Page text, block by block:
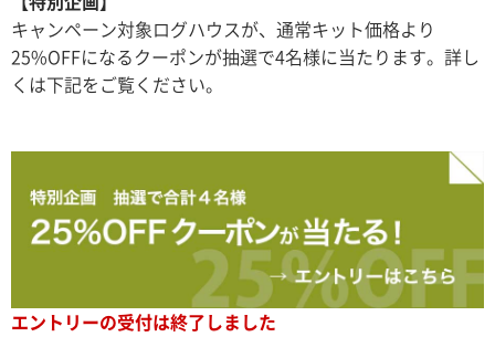
キャンペーン対象ログハウスが、通常キット価格より
25%OFFになるクーポンが抽選で4名様に当たります。詳し
くは下記をご覧ください。
エントリーの受付は終了しました